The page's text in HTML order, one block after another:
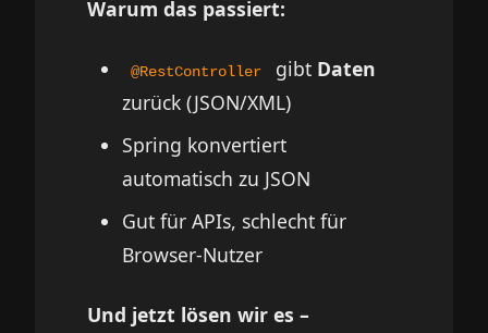
Warum das passiert:
@RestController gibt Daten
zurück (JSON/XML)
Spring konvertiert
automatisch zu JSON
Gut für APIs, schlecht für
Browser-Nutzer
Und jetzt lösen wir es –